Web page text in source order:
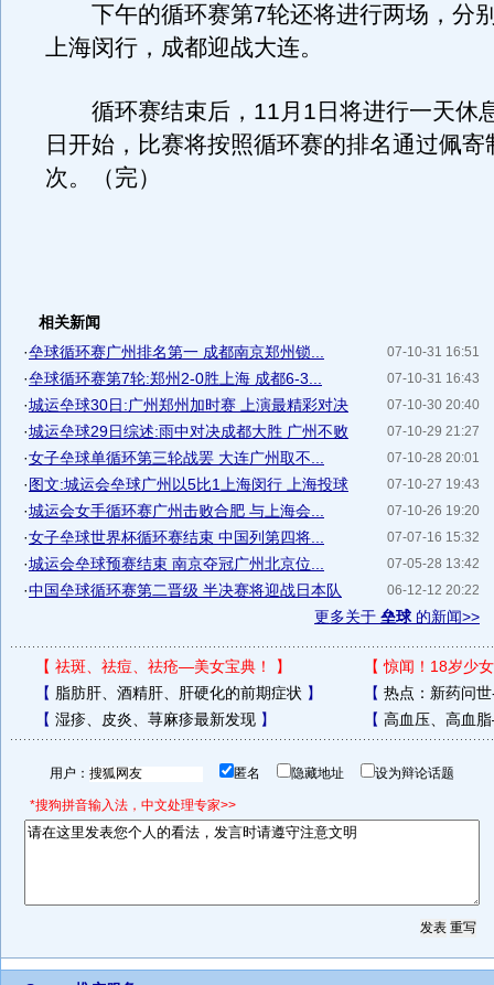
下午的循环赛第7轮还将进行两场，分
上海闵行，成都迎战大连。
循环赛结束后，11月1日将进行一天休
日开始，比赛将按照循环赛的排名通过佩寄
次。（完）
相关新闻
07-10-31 16:51
·垒球循环赛广州排名第一 成都南京郑州锁...
07-10-31 16:43
·垒球循环赛第7轮:郑州2-0胜上海 成都6-3...
07-10-30 20:40
·城运垒球30日:广州郑州加时赛 上演最精彩对决
07-10-29 21:27
·城运垒球29日综述:雨中对决成都大胜 广州不败
07-10-28 20:01
·女子垒球单循环第三轮战罢 大连广州取不...
07-10-27 19:43
·图文:城运会垒球广州以5比1上海闵行 上海投球
07-10-26 19:20
·城运会女手循环赛广州击败合肥 与上海会...
07-07-16 15:32
·女子垒球世界杯循环赛结束 中国列第四将...
07-05-28 13:42
·城运会垒球预赛结束 南京夺冠广州北京位...
06-12-12 20:22
·中国垒球循环赛第二晋级 半决赛将迎战日本队
更多关于 垒球 的新闻>>
【 祛斑、祛痘、祛疮—美女宝典！ 】 【惊闻！18岁少
【 脂肪肝、酒精肝、肝硬化的前期症状 】 【 热点：新药问
【 湿疹、皮炎、荨麻疹最新发现】 【 高血压、高血
用户： 匿名 隐藏地址 设为辩论话题
*搜狗拼音输入法，中文处理专家>>